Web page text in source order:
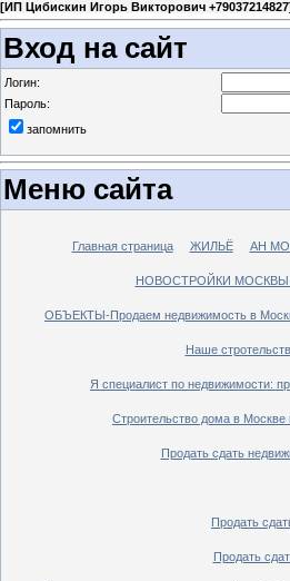
[ИП Цибискин Игорь Викторович +79037214827
Вход на сайт
Логин:
Пароль:
запомнить
Меню сайта
Главная страница ЖИЛЬЁ АН
НОВОСТРОЙКИ МОСКВЫ
ОБЪЕКТЫ-Продаем недвижимость в
Наше
Я специалист по недвижимости:
Строительство дома в Москве
Продать сдать
Продать
Продать